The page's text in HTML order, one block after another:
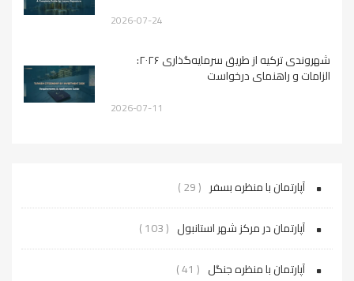
2026-07-24
شهروندی ترکیه از طریق سرمایه‌گذاری ۲۰۲۶:
الزامات و راهنمای درخواست
2026-07-11
آپارتمان با منظره بسفر ( 29 )
آپارتمان در مرکز شهر استانبول ( 103 )
آپارتمان با منظره جنگل ( 41 )